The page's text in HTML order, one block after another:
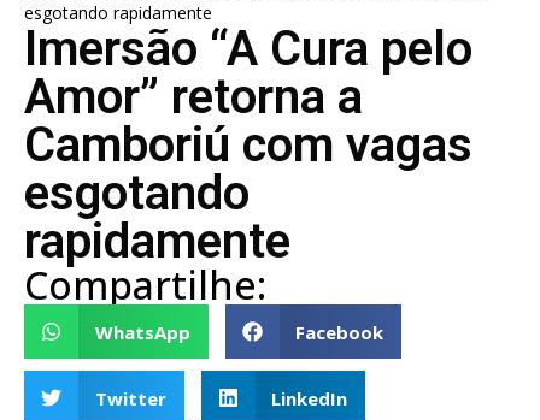
esgotando rapidamente
Imersão “A Cura pelo
Amor” retorna a
Camboriú com vagas
esgotando
rapidamente
Compartilhe:
WhatsApp Facebook
Twitter LinkedIn